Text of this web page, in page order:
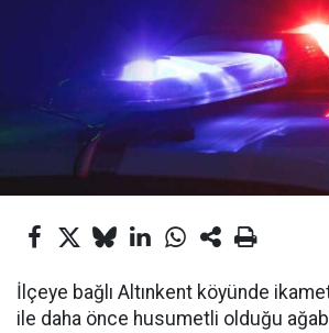
İlçeye bağlı Altınkent köyünde
ile daha önce husumetli olduğu